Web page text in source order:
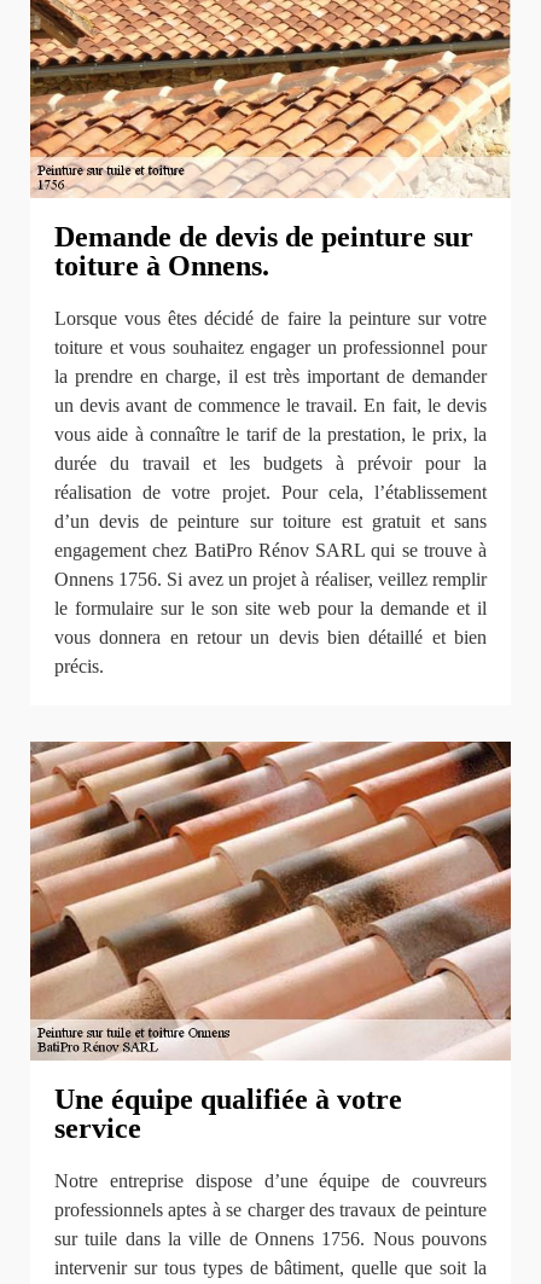
Demande de devis de peinture sur
toiture à Onnens.
Lorsque vous êtes décidé de faire la peinture sur votre
toiture et vous souhaitez engager un professionnel pour
la prendre en charge, il est très important de demander
un devis avant de commence le travail. En fait, le devis
vous aide à connaître le tarif de la prestation, le prix, la
durée du travail et les budgets à prévoir pour la
réalisation de votre projet. Pour cela, l’établissement
d’un devis de peinture sur toiture est gratuit et sans
engagement chez BatiPro Rénov SARL qui se trouve à
Onnens 1756. Si avez un projet à réaliser, veillez remplir
le formulaire sur le son site web pour la demande et il
vous donnera en retour un devis bien détaillé et bien
précis.
Une équipe qualifiée à votre
service
Notre entreprise dispose d’une équipe de couvreurs
professionnels aptes à se charger des travaux de peinture
sur tuile dans la ville de Onnens 1756. Nous pouvons
intervenir sur tous types de bâtiment, quelle que soit la